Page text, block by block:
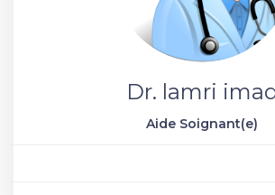
Dr. lamri
Aide Soignant(e)